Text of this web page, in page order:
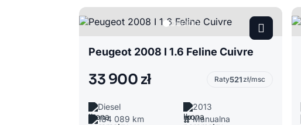
Peugeot 2008 I 1.6 Feline Cuivre
33 900 zł Raty521zł/msc
Diesel
2013
184 089 km
Manualna